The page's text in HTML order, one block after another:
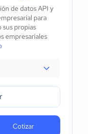
de datos API y
para
propias
empresariales
Cotizar